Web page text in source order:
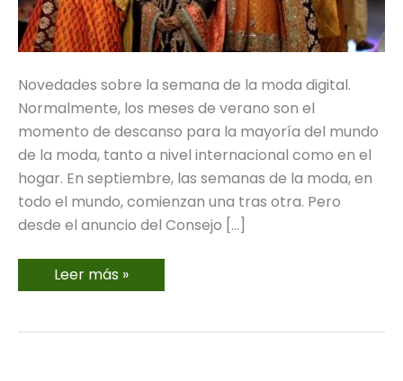
Novedades sobre la semana de la moda digital.
Normalmente, los meses de verano son el
momento de descanso para la mayoría del mundo
de la moda, tanto a nivel internacional como en el
hogar. En septiembre, las semanas de la moda, en
todo el mundo, comienzan una tras otra. Pero
desde el anuncio del Consejo […]
La
semana
moda
Leer más »